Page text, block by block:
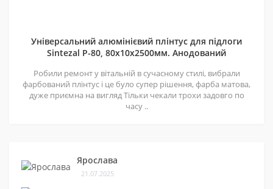
Універсальний алюмінієвий плінтус для підлоги
Sintezal P-80, 80х10х2500мм. Анодований
Робили ремонт у вітальній в сучасному стилі, вибрали
фарбований плінтус і це було супер рішення, фарба матова,
дуже приємна на вигляд Тільки чекали трохи задовго по
часу ..
Ярослава
21.07.2025